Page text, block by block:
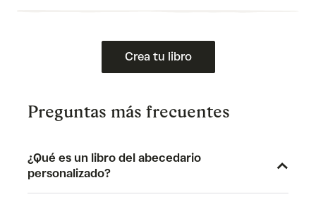
Crea tu libro
Preguntas más frecuentes
¿Qué es un libro del abecedario
personalizado?